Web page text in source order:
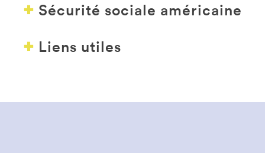
Sécurité sociale américaine
Liens utiles